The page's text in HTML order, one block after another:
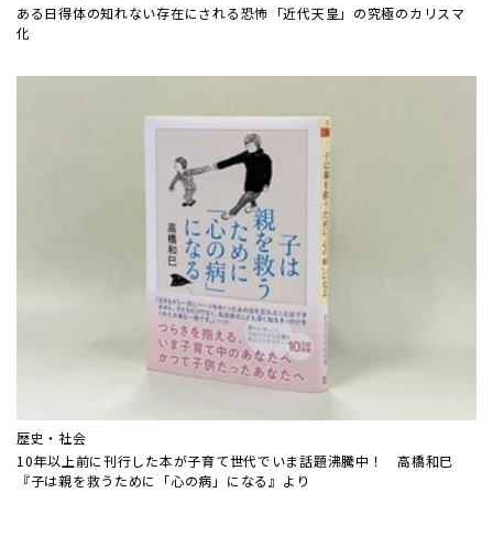
ある日得体の知れない存在にされる恐怖――「近代天皇」の究極のカリスマ
化
歴史・社会
10年以上前に刊行した本が子育て世代でいま話題沸騰中！ 高橋和巳
『子は親を救うために「心の病」になる』より